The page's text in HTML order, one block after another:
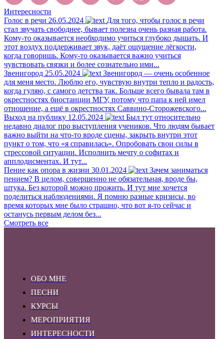
Интересности
Голос в речи 26.05.2024
Для того, чтобы голос в речи
стал звучать свободнее, бывает полезна очень разная работа.
Кому-то оказывается необходимо учиться глубоко дышать. И
этот воздух поддерживает звук, даёт ощущение лёгкости,
когда говоришь. Кому-то оказывается важно учиться
чувствовать связки и более сознательно ими...
Звенигород 25.05.2024
Звенигород — очень особенное
для меня место. Люблю его, чувствую внутри тепло и радость,
когда гуляю, с самого детства так. Больше всего бывала там в
окрестностях биостанции МГУ, потому что папа к ней имел
отношение, а ещё в окрестностях Саввино-Сторожевского...
Выход на публику 12.05.2024
Был тут относительно
недавно диалог про выступления учеников. Что людям бывает
важно выйти на что-то вроде сцены, закрыть внутри этот
пункт о том, что «я справилась». Опробовать свои силы в
стрессовой ситуации. Исполнить мечту о софитах и
апплодисментах. И тут...
Пение как опора в жизни 30.01.2024
Зачем заниматься
пением? В целом, совершенно не обязательная, вроде бы,
штука. Без которой можно прожить. И тут мне хочется
поделиться наблюдениями. Я помню разные кризисы, во
время которых мне было страшно, что вот я-то сейчас и
останусь первым делом без...
Смотреть все
ОБО МНЕ
ПЕСНИ
КУРСЫ
МЕРОПРИЯТИЯ
ИНТЕРЕСНОСТИ